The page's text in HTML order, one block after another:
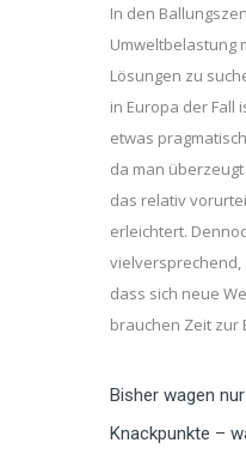
In den
Umweltbelastung
Lösungen zu
in Europa der Fall
etwas
da man
das relativ
erleichtert.
vielversprechend,
dass sich neue
brauchen Zeit zur
Bisher wagen
Knackpunkte –